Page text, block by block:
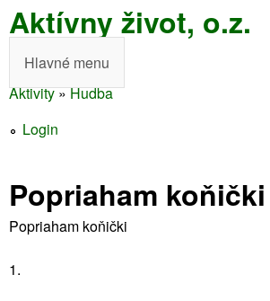
Skočiť
na
Aktívny život, o.z.
l
a
n
é
m
Hlavné menu
Nachádzate
tu
Aktivity»Hudba
Login
Popriaham koňički
Popriaham koňički
1.